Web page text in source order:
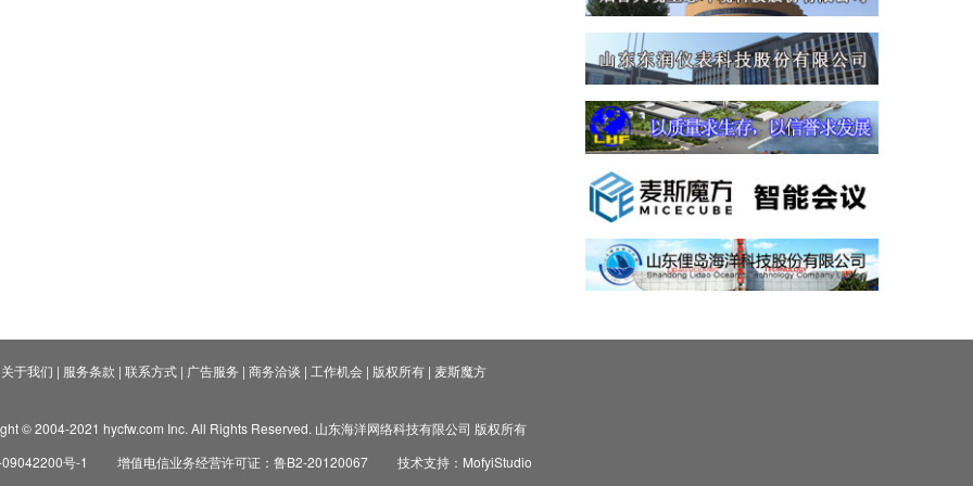
关于我们 | 服务条款 | 联系方式| 广告服务 | 商务洽谈 | 工作机会| 版权所有| 麦斯魔方
© 2004-2021 hycfw.com Inc. All Rights Reserved. 山东海洋网络科技有限公司 版权所有
号-1
增值电信业务经营许可证：鲁B2-20120067 技术支持：MofyiStudio